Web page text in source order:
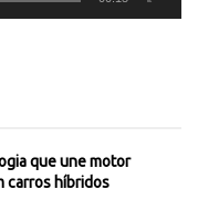
que une motor
carros híbridos